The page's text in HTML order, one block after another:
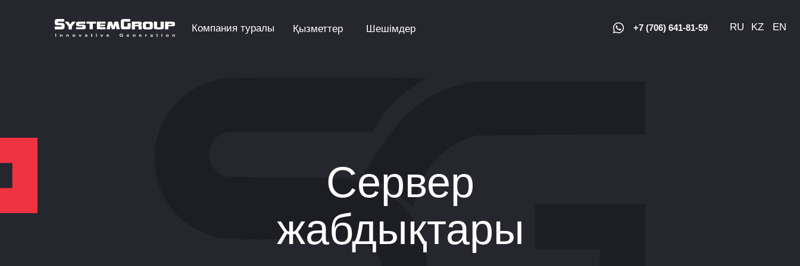
RU KZ EN
+7 (706) 641-81-59
Қызметтер Шешімдер
Компания туралы
Сервер
жабдықтары